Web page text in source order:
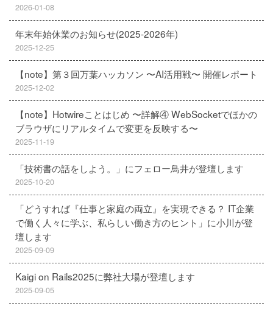
2026-01-08
年末年始休業のお知らせ(2025-2026年)
2025-12-25
【note】第３回万葉ハッカソン 〜AI活用戦〜 開催レポート
2025-12-02
【note】Hotwireことはじめ 〜詳解④ WebSocketでほかの
ブラウザにリアルタイムで変更を反映する〜
2025-11-19
「技術書の話をしよう。」にフェロー鳥井が登壇します
2025-10-20
「どうすれば『仕事と家庭の両立』を実現できる？ IT企業
で働く人々に学ぶ、私らしい働き方のヒント」に小川が登
壇します
2025-09-09
Kaigi on Rails2025に弊社大場が登壇します
2025-09-05